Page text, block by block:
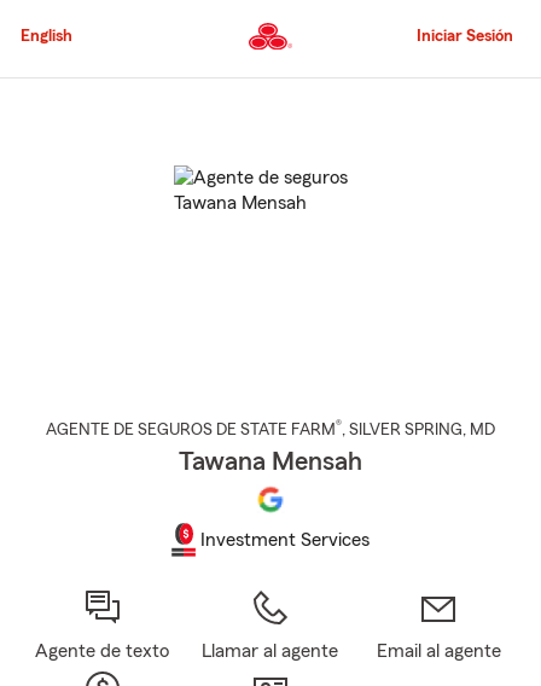
al
principal
English Iniciar Sesión
AGENTE DE SEGUROS DE STATE FARM®, SILVER SPRING, MD
Tawana Mensah
Investment Services
Agente de texto Llamar al agente Email al agente